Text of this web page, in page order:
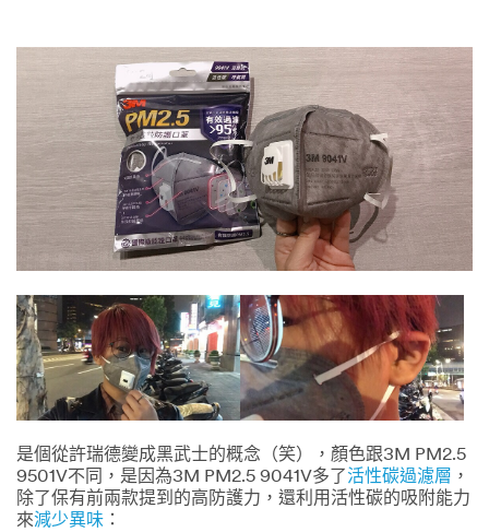
是個從許瑞德變成黑武士的概念（笑），顏色跟3M PM2.5
9501V不同，是因為3M PM2.5 9041V多了 活性碳過濾層 ，
除了保有前兩款提到的高防護力，還利用活性碳的吸附能力
來減少異味 ：